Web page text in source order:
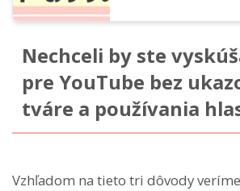
Nechceli by ste
pre YouTube bez
tváre a používania
Vzhľadom na tieto tri dôvody